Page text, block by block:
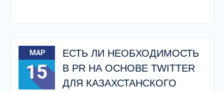
МАР
15
ЕСТЬ ЛИ НЕОБХОДИМОСТЬ
В PR НА ОСНОВЕ TWITTER
ДЛЯ КАЗАХСТАНСКОГО